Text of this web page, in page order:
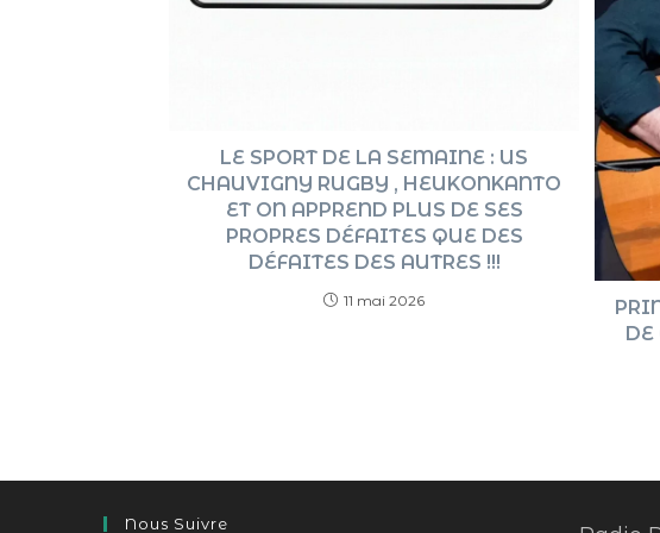
LE SPORT DE LA SEMAINE : US
CHAUVIGNY RUGBY , HEUKONKANTO
ET ON APPREND PLUS DE SES
PROPRES DÉFAITES QUE DES
DÉFAITES DES AUTRES !!!
11 mai 2026
DE
Nous Suivre